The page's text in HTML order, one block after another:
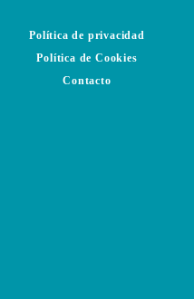
Política de privacidad
Política de Cookies
Contacto